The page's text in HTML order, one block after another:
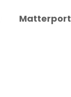
Matterport